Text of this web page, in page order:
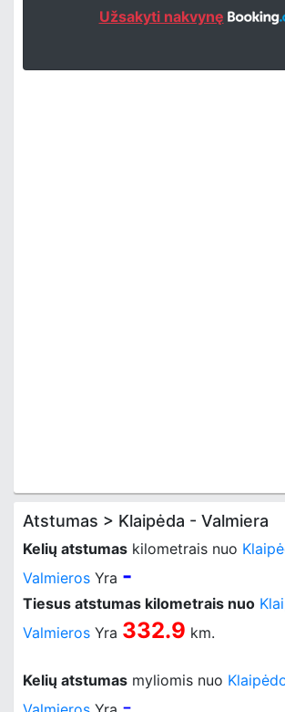
Užsakyti nakvynę
Atstumas > Klaipėda - Valmiera
Kelių atstumas kilometrais nuo
Valmieros Yra -
Tiesus atstumas kilometrais nuo
Valmieros Yra 332.9 km.
Kelių atstumas myliomis nuo